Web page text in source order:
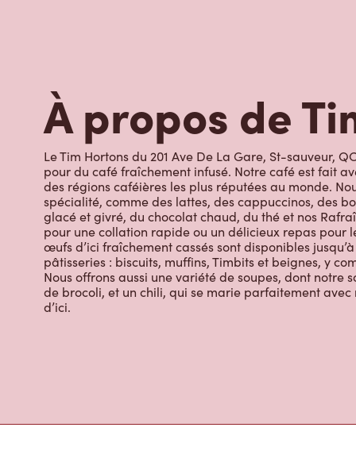
À propos de
Le Tim Hortons du 201 Ave De La Gare, St-sauveur,
pour du café fraîchement infusé. Notre café est fait
des régions caféières les plus réputées au monde.
spécialité, comme des lattes, des cappuccinos, des
glacé et givré, du chocolat chaud, du thé et nos
pour une collation rapide ou un délicieux repas pour
œufs d’ici fraîchement cassés sont disponibles
pâtisseries : biscuits, muffins, Timbits et beignes, y
Nous offrons aussi une variété de soupes, dont notre
de brocoli, et un chili, qui se marie parfaitement
d’ici.